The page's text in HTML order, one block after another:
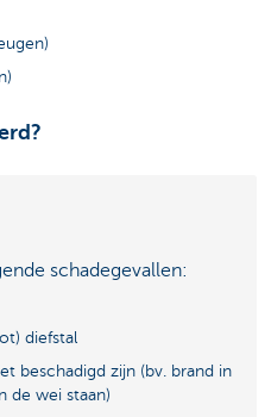
schadegevallen:
diefstal
beschadigd zijn (bv. brand in
de wei staan)